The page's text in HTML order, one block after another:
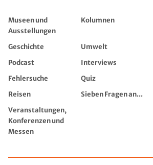
Museen und
Ausstellungen
Kolumnen
Geschichte Umwelt
Podcast
Interviews
Fehlersuche
Quiz
Reisen
Sieben Fragen an...
Veranstaltungen,
Konferenzen und
Messen